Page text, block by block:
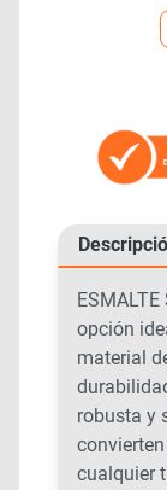
ESMALTE
opción
material
robusta y
cualquier